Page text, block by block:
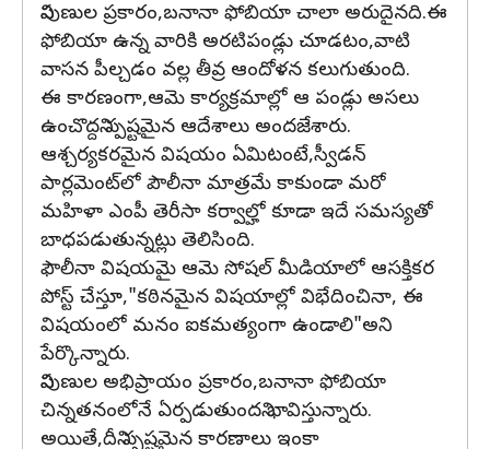
నిపుణుల ప్రకారం,బనానా ఫోబియా చాలా అరుదైనది.ఈ
ఫోబియా ఉన్న వారికి అరటిపండ్లు చూడటం,వాటి
వాసన పీల్చడం వల్ల తీవ్ర ఆందోళన కలుగుతుంది.
ఈ కారణంగా,ఆమె కార్యక్రమాల్లో ఆ పండ్లు అసలు
ఉంచొద్దని స్పష్టమైన ఆదేశాలు అందజేశారు.
ఆశ్చర్యకరమైన విషయం ఏమిటంటే,స్వీడన్
పార్లమెంట్‌లో పౌలీనా మాత్రమే కాకుండా మరో
మహిళా ఎంపీ తెరీసా కర్వాల్హో కూడా ఇదే సమస్యతో
బాధపడుతున్నట్లు తెలిసింది.
ఫౌలీనా విషయమై ఆమె సోషల్ మీడియాలో ఆసక్తికర
పోస్ట్ చేస్తూ,"కఠినమైన విషయాల్లో విభేదించినా, ఈ
విషయంలో మనం ఐకమత్యంగా ఉండాలి"అని
పేర్కొన్నారు.
నిపుణుల అభిప్రాయం ప్రకారం,బనానా ఫోబియా
చిన్నతనంలోనే ఏర్పడుతుందని భావిస్తున్నారు.
అయితే,దీని స్పష్టమైన కారణాలు ఇంకా